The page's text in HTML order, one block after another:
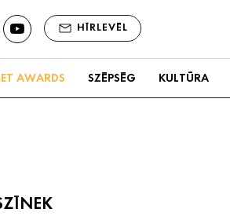
HÍRLEVÉL
AWARDS SZÉPSÉG KULTÚRA